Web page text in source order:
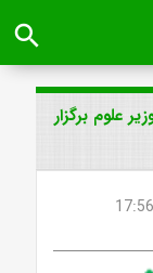
search
علوم برگزار